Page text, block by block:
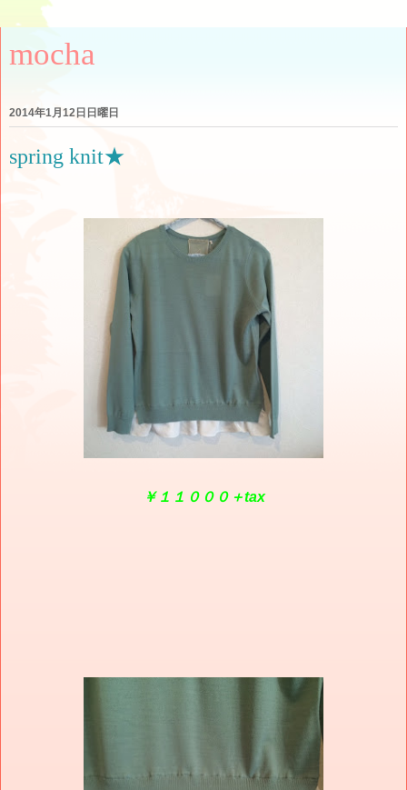
mocha
2014年1月12日日曜日
spring knit★
￥１１０００＋tax